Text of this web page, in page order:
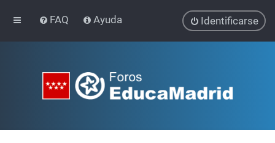
FAQ Ayuda Identificarse